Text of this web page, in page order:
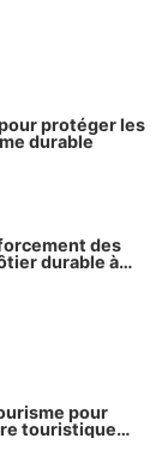
protéger les
durable
des
durable à
pour
touristique